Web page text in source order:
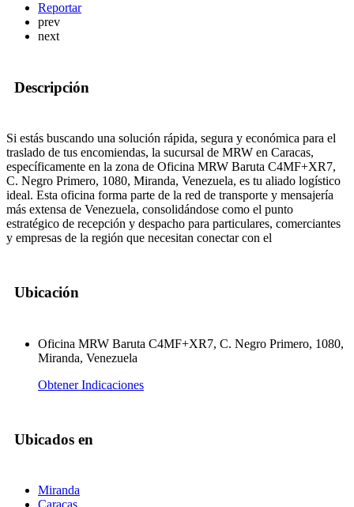
Reportar
prev
next
Descripción
Si estás buscando una solución rápida, segura y económica para el
traslado de tus encomiendas, la sucursal de MRW en Caracas,
específicamente en la zona de Oficina MRW Baruta C4MF+XR7,
C. Negro Primero, 1080, Miranda, Venezuela, es tu aliado logístico
ideal. Esta oficina forma parte de la red de transporte y mensajería
más extensa de Venezuela, consolidándose como el punto
estratégico de recepción y despacho para particulares, comerciantes
y empresas de la región que necesitan conectar con el
Ubicación
Oficina MRW Baruta C4MF+XR7, C. Negro Primero, 1080,
Miranda, Venezuela
Obtener Indicaciones
Ubicados en
Miranda